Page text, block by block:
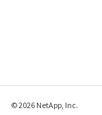
© 2026 NetApp, Inc.